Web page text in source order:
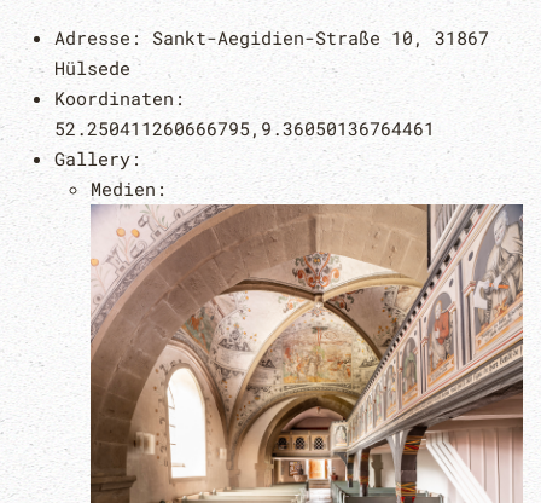
Adresse: Sankt-Aegidien-Straße 10, 31867
Hülsede
Koordinaten:
52.250411260666795,9.36050136764461
Gallery:
Medien: